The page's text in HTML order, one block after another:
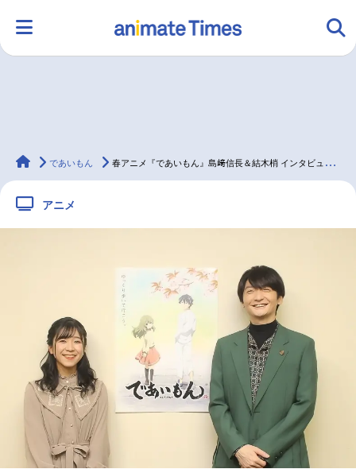
ラジオ みんなの声 グッズ 映画
配信・Vtuber トレンド
最新記事一覧
アニメ記事一覧 声優記事一覧
アニメ映画一覧 実写化映画一覧
今期アニメ曜日別一覧
春アニメ 夏アニメ
animateTimes
であいもん 春アニメ『であいもん』島﨑信長＆結木梢 インタビュー前編
アニメ